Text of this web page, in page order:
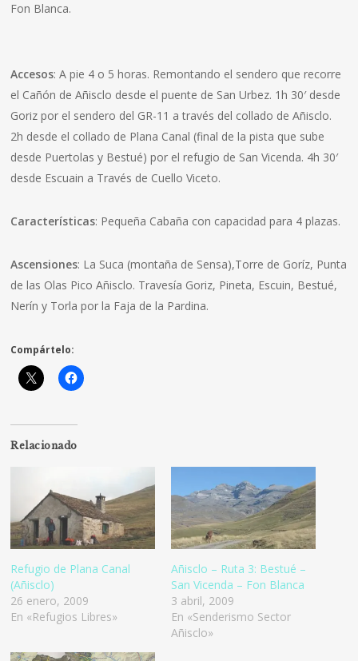
Fon Blanca.
Accesos: A pie 4 o 5 horas. Remontando el sendero que recorre
el Cañón de Añisclo desde el puente de San Urbez. 1h 30′ desde
Goriz por el sendero del GR-11 a través del collado de Añisclo.
2h desde el collado de Plana Canal (final de la pista que sube
desde Puertolas y Bestué) por el refugio de San Vicenda. 4h 30′
desde Escuain a Través de Cuello Viceto.
Características: Pequeña Cabaña con capacidad para 4 plazas.
Ascensiones: La Suca (montaña de Sensa),Torre de Goríz, Punta
de las Olas Pico Añisclo. Travesía Goriz, Pineta, Escuin, Bestué,
Nerín y Torla por la Faja de la Pardina.
Compártelo:
Relacionado
Refugio de Plana Canal
(Añisclo)
26 enero, 2009
En «Refugios Libres»
Añisclo – Ruta 3: Bestué –
San Vicenda – Fon Blanca
3 abril, 2009
En «Senderismo Sector
Añisclo»